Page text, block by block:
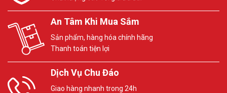
An Tâm Khi Mua Sắm
Sản phẩm, hàng hóa chính hãng
Thanh toán tiện lợi
Dịch Vụ Chu Đáo
Giao hàng nhanh trong 24h